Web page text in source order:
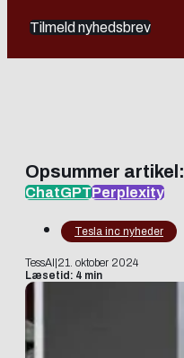
Tilmeld nyhedsbrev
Opsummer artikel:
ChatGPTPerplexity
Tesla inc nyheder
TessAI 21. oktober 2024
Læsetid: 4 min